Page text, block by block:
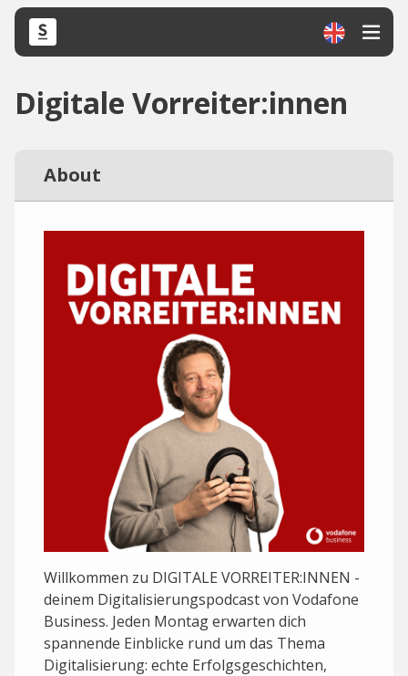
Digitale Vorreiter:innen
About
Willkommen zu DIGITALE VORREITER:INNEN -
deinem Digitalisierungspodcast von Vodafone
Business. Jeden Montag erwarten dich
spannende Einblicke rund um das Thema
Digitalisierung: echte Erfolgsgeschichten,